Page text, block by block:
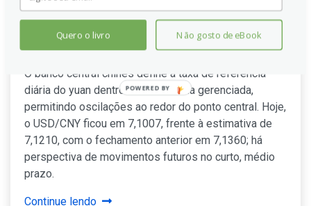
referência USD/CNY para hoje
em 7,1007 (estimativa de 7,1210)
O banco central chinês define a taxa de referência
diária do yuan dentro de uma banda gerenciada,
permitindo oscilações ao redor do ponto central. Hoje,
o USD/CNY ficou em 7,1007, frente à estimativa de
7,1210, com o fechamento anterior em 7,1360; há
perspectiva de movimentos futuros no curto, médio
prazo.
Continue lendo
Quero o livro Não gosto de eBook
POWERED BY